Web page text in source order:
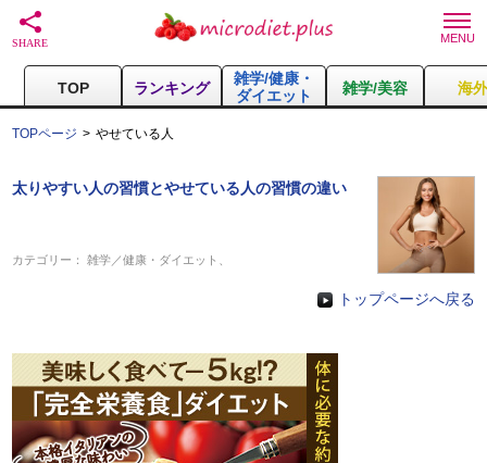
TOP ランキング
雑学/健康・
ダイエット
雑学/美容 海
TOPページ やせている人
太りやすい人の習慣とやせている人の習慣の違い
カテゴリー：雑学／健康・ダイエット
トップページへ戻る